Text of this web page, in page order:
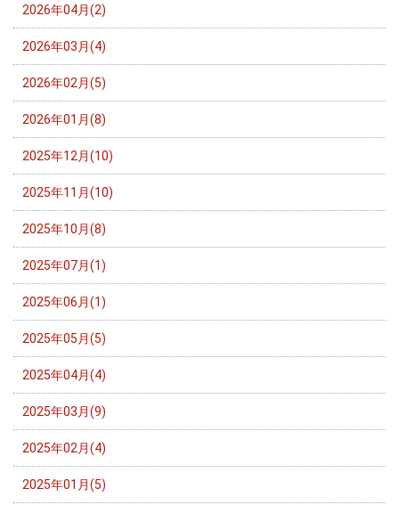
2026年04月(2)
2026年03月(4)
2026年02月(5)
2026年01月(8)
2025年12月(10)
2025年11月(10)
2025年10月(8)
2025年07月(1)
2025年06月(1)
2025年05月(5)
2025年04月(4)
2025年03月(9)
2025年02月(4)
2025年01月(5)